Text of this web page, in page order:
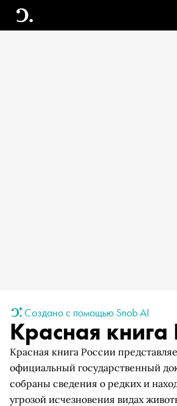
Создано с помощью Snob AI
Красная книга
Красная книга России
официальный государственный
собраны сведения о редких и
угрозой исчезновения видах